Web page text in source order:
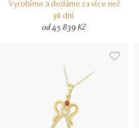
Vyrobíme a dodáme za více než
30 dní.
od 45 839 Kč